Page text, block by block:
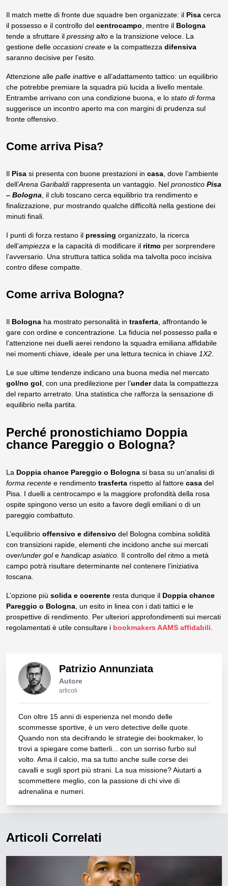
Il match mette di fronte due squadre ben organizzate: il Pisa cerca
il possesso e il controllo del centrocampo, mentre il Bologna
tende a sfruttare il pressing alto e la transizione veloce. La
gestione delle occasioni create e la compattezza difensiva
saranno decisive per l’esito.
Attenzione alle palle inattive e all’adattamento tattico: un equilibrio
che potrebbe premiare la squadra più lucida a livello mentale.
Entrambe arrivano con una condizione buona, e lo stato di forma
suggerisce un incontro aperto ma con margini di prudenza sul
fronte offensivo.
Come arriva Pisa?
Il Pisa si presenta con buone prestazioni in casa, dove l’ambiente
dell’Arena Garibaldirappresenta un vantaggio. Nel pronostico Pisa
– Bologna, il club toscano cerca equilibrio tra rendimento e
finalizzazione, pur mostrando qualche difficoltà nella gestione dei
minuti finali.
I punti di forza restano il pressing organizzato, la ricerca
dell’ampiezza e la capacità di modificare il ritmo per sorprendere
l’avversario. Una struttura tattica solida ma talvolta poco incisiva
contro difese compatte.
Come arriva Bologna?
Il Bologna ha mostrato personalità in trasferta, affrontando le
gare con ordine e concentrazione. La fiducia nel possesso palla e
l’attenzione nei duelli aerei rendono la squadra emiliana affidabile
nei momenti chiave, ideale per una lettura tecnica in chiave 1X2.
Le sue ultime tendenze indicano una buona media nel mercato
gol/no gol, con una predilezione per l’underdata la compattezza
del reparto arretrato. Una statistica che rafforza la sensazione di
equilibrio nella partita.
Perché pronostichiamo Doppia
chance Pareggio o Bologna?
La Doppia chance Pareggio o Bologna si basa su un’analisi di
forma recente e rendimento trasferta rispetto al fattore casa del
Pisa. I duelli a centrocampo e la maggiore profondità della rosa
ospite spingono verso un esito a favore degli emiliani o di un
pareggio combattuto.
L’equilibrio offensivo e difensivo del Bologna combina solidità
con transizioni rapide, elementi che incidono anche sui mercati
over/under gole handicap asiatico. Il controllo del ritmo a metà
campo potrà risultare determinante nel contenere l’iniziativa
toscana.
L’opzione più solida e coerente resta dunque il Doppia chance
Pareggio o Bologna, un esito in linea con i dati tattici e le
prospettive di rendimento. Per ulteriori approfondimenti sui mercati
regolamentati è utile consultare i bookmakers AAMS affidabili.
Patrizio Annunziata
Autore
articoli
Con oltre 15 anni di esperienza nel mondo delle
scommesse sportive, è un vero detective delle quote.
Quando non sta decifrando le strategie dei bookmaker, lo
trovi a spiegare come batterli... con un sorriso furbo sul
volto. Ama il calcio, ma sa tutto anche sulle corse dei
cavalli e sugli sport più strani. La sua missione? Aiutarti a
scommettere meglio, con la passione di chi vive di
adrenalina e numeri.
Articoli Correlati